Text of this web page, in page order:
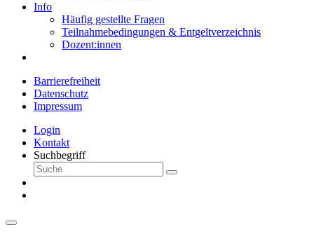
Info
Häufig gestellte Fragen
Teilnahmebedingungen & Entgeltverzeichnis
Dozent:innen
Barrierefreiheit
Datenschutz
Impressum
Login
Kontakt
Suchbegriff